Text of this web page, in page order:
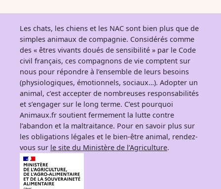
Les chats, les chiens et les NAC sont bien plus que de
simples animaux de compagnie. Considérés comme
des « êtres vivants doués de sensibilité » par le Code
civil français, ces compagnons de vie comptent sur
nous pour répondre à l’ensemble de leurs besoins
(physiologiques, émotionnels, sociaux…). Adopter un
animal, c’est accepter de nombreuses responsabilités
et s’engager sur le long terme. C’est pourquoi
Animaux.fr soutient fermement la lutte contre
l’abandon et la maltraitance. Pour en savoir plus sur
les obligations légales et le bien-être animal, rendez-
vous sur le site du Ministère de l’Agriculture.